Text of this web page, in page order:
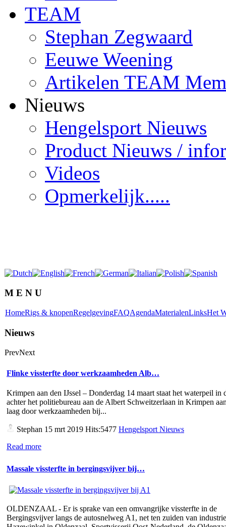
TEAM
Stephan Zegwaard
Eeuwe Weening
Artikelen TEAM
Nieuws
Hengelsport Nieuws
Product Nieuws /
Videos
Opmerkelijk.....
M E N U
HomeRigs & knopenRegelgevingFAQAgendaMaterialenLinksHet
Nieuws
PrevNext
Flinke vissterfte door werkzaamheden Alb…
Krimpen aan den IJssel – Donderdag 14 maart staat het waterpeil in
achter het politiebureau aan de Albert Schweitzerlaan in Krimpen
laag door werkzaamheden bij...
Stephan 15 mrt 2019 Hits:5477 Hengelsport Nieuws
Read more
Massale vissterfte in bergingsvijver bij…
OLDENZAAL - Er is sprake van een omvangrijke vissterfte in de
Bergingsvijver langs de autosnelweg A1, net ten zuiden van